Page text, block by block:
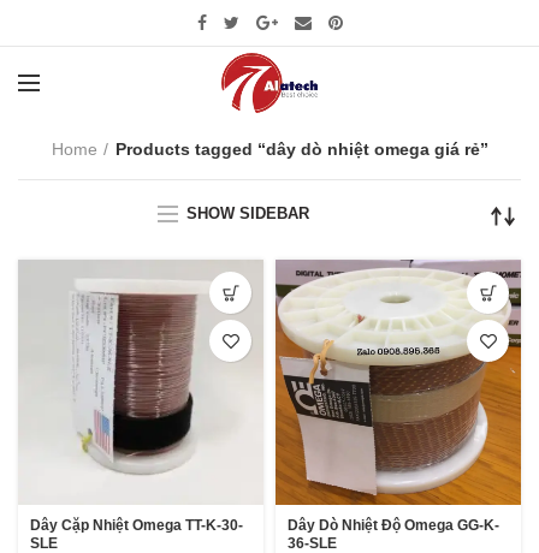
Home Products tagged “dây dò nhiệt omega giá rẻ”
SHOW SIDEBAR
Dây Cặp Nhiệt Omega TT-K-30-
SLE
Dây Dò Nhiệt Độ Omega GG-K-
36-SLE